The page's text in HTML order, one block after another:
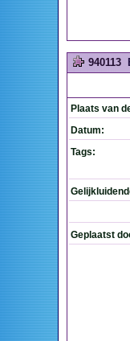
940113
Plaats van
Datum:
Tags:
Geplaatst